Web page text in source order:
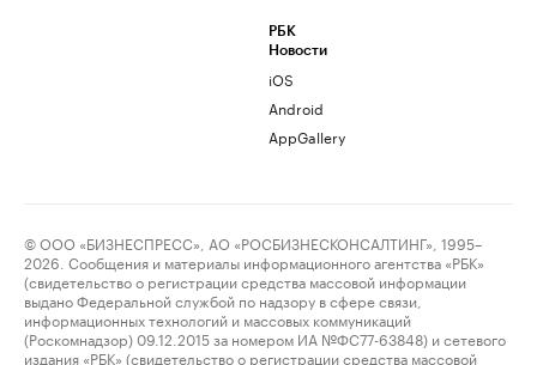
РБК
Новости
iOS
Android
AppGallery
© ООО «БИЗНЕСПРЕСС», АО «РОСБИЗНЕСКОНСАЛТИНГ», 1995–
2026. Сообщения и материалы информационного агентства «РБК»
(свидетельство о регистрации средства массовой информации
выдано Федеральной службой по надзору в сфере связи,
информационных технологий и массовых коммуникаций
(Роскомнадзор) 09.12.2015 за номером ИА №ФС77-63848) и сетевого
издания «РБК» (свидетельство о регистрации средства массовой